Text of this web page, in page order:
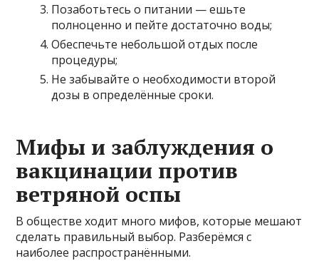
Позаботьтесь о питании — ешьте
полноценно и пейте достаточно воды;
Обеспечьте небольшой отдых после
процедуры;
Не забывайте о необходимости второй
дозы в определённые сроки.
Мифы и заблуждения о
вакцинации против
ветряной оспы
В обществе ходит много мифов, которые мешают
сделать правильный выбор. Разберёмся с
наиболее распространёнными.